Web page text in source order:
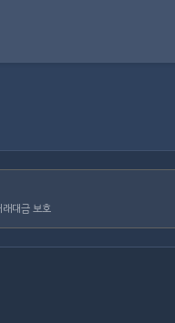
대금 보호